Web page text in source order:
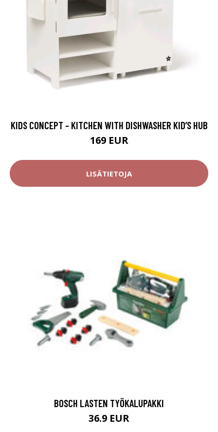
KIDS CONCEPT - KITCHEN WITH DISHWASHER KID’S HUB
169 EUR
LISÄTIETOJA
BOSCH LASTEN TYÖKALUPAKKI
36.9 EUR